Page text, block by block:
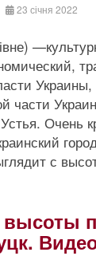
23 січня 2022
части
Устья. Очень
с
высоты